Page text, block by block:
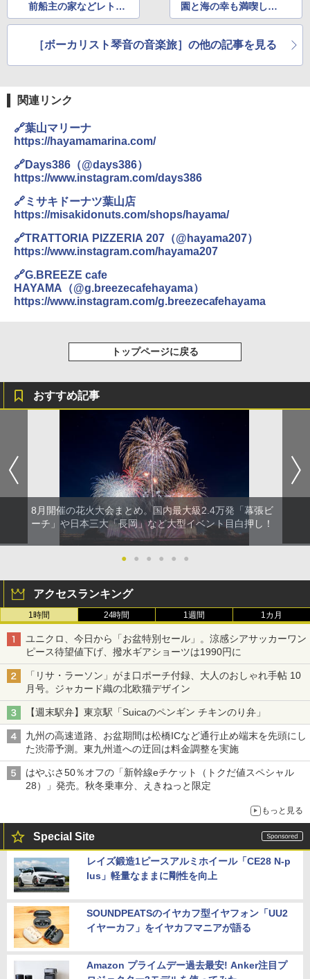
前船主の家などレトロ
建築に思いをはせる旅
園と海の幸も満喫しま
した
［ボーカリスト琴音の音楽旅］の他の記事を見る
関連リンク
🔗葉山マリーナ
https://hayamamarina.com/
🔗Days386（@days386）
https://www.instagram.com/days386
🔗ミサキドーナツ葉山店
https://misakidonuts.com/shops/hayama/
🔗TRATTORIA PIZZERIA 207（@hayama207）
https://www.instagram.com/hayama207
🔗G.BREEZE cafe
HAYAMA（@g.breezecafehayama）
https://www.instagram.com/g.breezecafehayama
トップページに戻る
おすすめ記事
8月開催の花火大会まとめ。国内最大級2.4万発「幕張ビ
ーチ」や日本三大「長岡」など大型イベント目白押し！
● ● ● ● ● ●
アクセスランキング
1時間 24時間 1週間 1カ月
ユニクロ、今日から「お盆特別セール」。涼感シアサッカーワン
ピース待望値下げ、撥水ギアショーツは1990円に
「リサ・ラーソン」がま口ポーチ付録、大人のおしゃれ手帖 10
月号。ジャカード織の北欧猫デザイン
【週末駅弁】東京駅「Suicaのペンギン チキンのり弁」
九州の高速道路、お盆期間は松橋ICなど通行止め端末を先頭にし
た渋滞予測。東九州道への迂回は料金調整を実施
はやぶさ50％オフの「新幹線eチケット（トクだ値スペシャル
28）」発売。秋冬乗車分、えきねっと限定
もっと見る
Special Site
レイズ鍛造1ピースアルミホイール「CE28 N-p
lus」軽量なままに剛性を向上
SOUNDPEATSのイヤカフ型イヤフォン「UU2
イヤーカフ」をイヤカフマニアが語る
Amazon プライムデー過去最安! Anker注目プ